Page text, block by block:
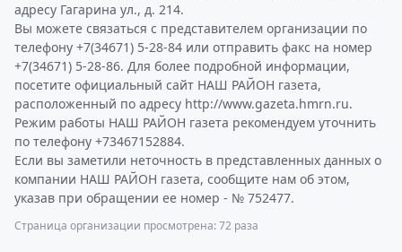
адресу Гагарина ул., д. 214.
Вы можете связаться с представителем организации по
телефону +7(34671) 5-28-84 или отправить факс на номер
+7(34671) 5-28-86. Для более подробной информации,
посетите официальный сайт НАШ РАЙОН газета,
расположенный по адресу http://www.gazeta.hmrn.ru.
Режим работы НАШ РАЙОН газета рекомендуем уточнить
по телефону +73467152884.
Если вы заметили неточность в представленных данных о
компании НАШ РАЙОН газета, сообщите нам об этом,
указав при обращении ее номер - № 752477.
Страница организации просмотрена: 72 раза